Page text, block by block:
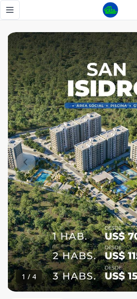
Toggle navigation menu
1 / 4
No dejes pasar esta oportunidad - Tu